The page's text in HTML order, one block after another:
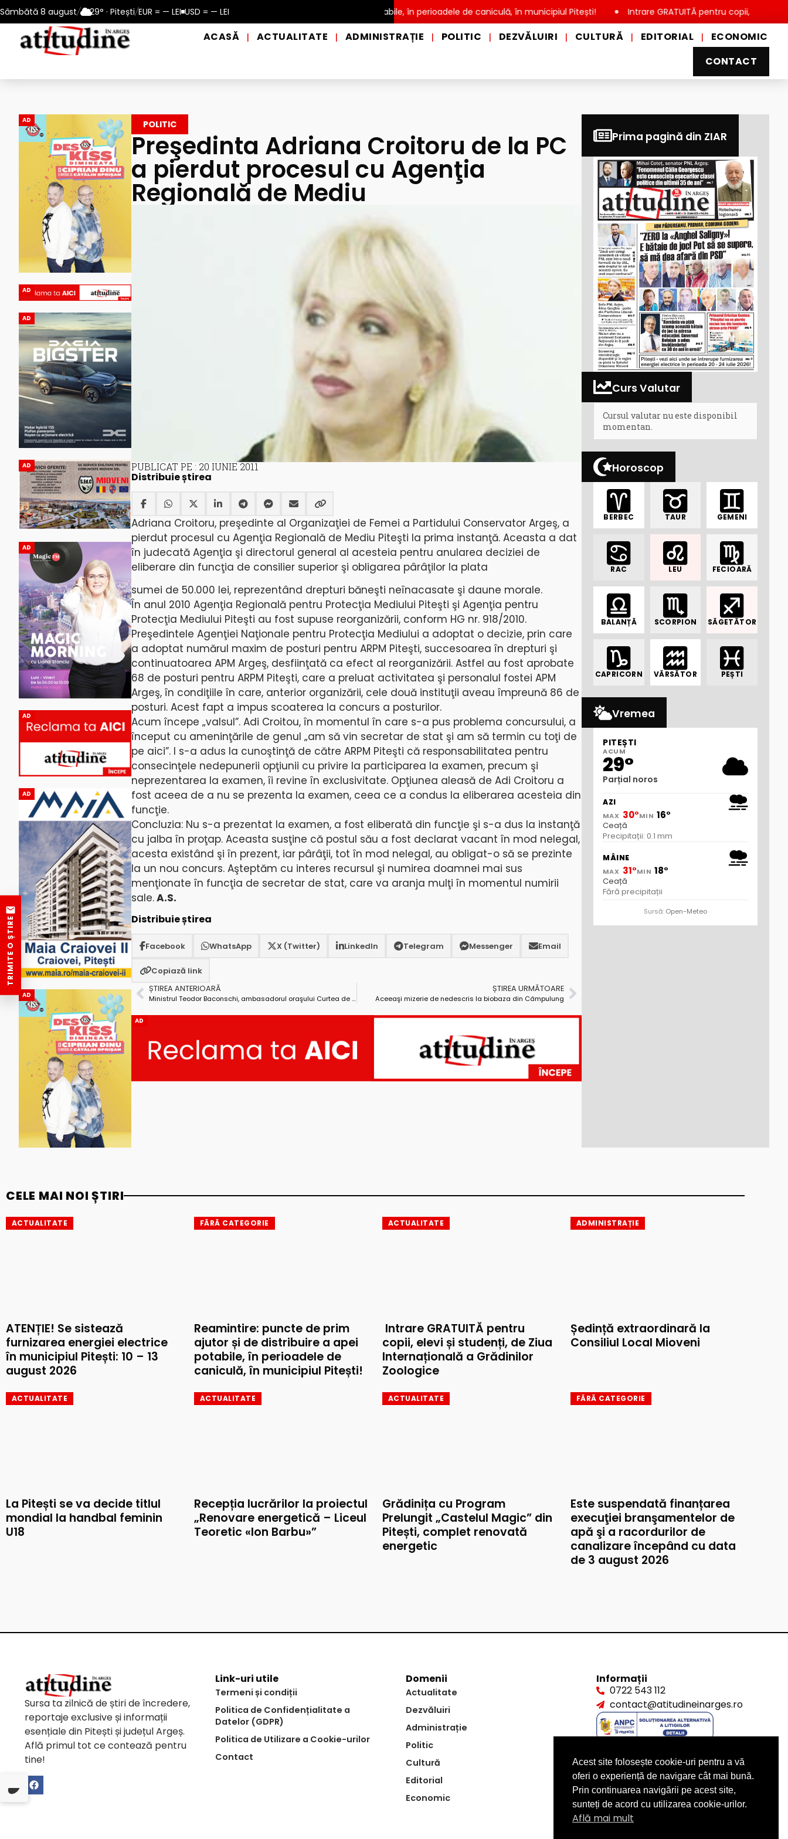
Sâmbătă 8 august/ 29° · Pitești/EUR = — LEI USD = — LEI
– 13 august 2026 Reamintire: puncte de prim ajutor și de distribuire a apei potabile, în perioadele de caniculă, în municipiul Pitești! Intrare GRATUITĂ pentru copii, elevi și
ACASĂ | ACTUALITATE | ADMINISTRAȚIE | POLITIC | DEZVĂLUIRI | CULTURĂ | EDITORIAL |
ECONOMIC
CONTACT
AD
AD
AD
AD
AD
AD
AD
AD
POLITIC
Preşedinta Adriana Croitoru de la PC
a pierdut procesul cu Agenţia
Regională de Mediu
PUBLICAT PE : 20 IUNIE 2011
Distribuie știrea
Adriana Croitoru, preşedinte al Organizaţiei de Femei a Partidului Conservator Argeş, a
pierdut procesul cu Agenţia Regională de Mediu Piteşti la prima instanţă. Aceasta a dat
în judecată Agenţia şi directorul general al acesteia pentru anularea deciziei de
eliberare din funcţia de consilier superior şi obligarea pârâţilor la plata
sumei de 50.000 lei, reprezentând drepturi băneşti neînacasate şi daune morale.
În anul 2010 Agenţia Regională pentru Protecţia Mediului Piteşti şi Agenţia pentru
Protecţia Mediului Piteşti au fost supuse reorganizării, conform HG nr. 918/2010.
Preşedintele Agenţiei Naţionale pentru Protecţia Mediului a adoptat o decizie, prin care
a adoptat numărul maxim de posturi pentru ARPM Piteşti, succesoarea în drepturi şi
continuatoarea APM Argeş, desfiinţată ca efect al reorganizării. Astfel au fost aprobate
68 de posturi pentru ARPM Piteşti, care a preluat activitatea şi personalul fostei APM
Argeş, în condiţiile în care, anterior organizării, cele două instituţii aveau împreună 86 de
posturi. Acest fapt a impus scoaterea la concurs a posturilor.
Acum începe „valsul”. Adi Croitou, în momentul în care s-a pus problema concursului, a
început cu ameninţările de genul „am să vin secretar de stat şi am să termin cu toţi de
pe aici”. I s-a adus la cunoştinţă de către ARPM Piteşti că responsabilitatea pentru
consecinţele nedepunerii opţiunii cu privire la participarea la examen, precum şi
neprezentarea la examen, îi revine în exclusivitate. Opţiunea aleasă de Adi Croitoru a
fost aceea de a nu se prezenta la examen, ceea ce a condus la eliberarea acesteia din
funcţie.
Concluzia: Nu s-a prezentat la examen, a fost eliberată din funcţie şi s-a dus la instanţă
cu jalba în proţap. Aceasta susţine că postul său a fost declarat vacant în mod nelegal,
acesta existând şi în prezent, iar pârâţii, tot în mod nelegal, au obligat-o să se prezinte
la un nou concurs. Aşteptăm cu interes recursul şi numirea doamnei mai sus
menţionate în funcţia de secretar de stat, care va aranja mulţi în momentul numirii
sale.A.S.
Distribuie știrea
Facebook WhatsApp X (Twitter) LinkedIn Telegram Messenger Email
Copiază link
ȘTIREA ANTERIOARĂ
Ministrul Teodor Baconschi, ambasadorul oraşului Curtea de Argeş
ȘTIREA URMĂTOARE
Aceeaşi mizerie de nedescris la biobaza din Câmpulung
AD
Prima pagină din ZIAR
Curs Valutar
Cursul valutar nu este disponibil
momentan.
Horoscop
BERBEC TAUR GEMENI
RAC LEU FECIOARĂ
BALANȚĂ SCORPION SĂGETĂTOR
CAPRICORN VĂRSĂTOR PEȘTI
Vremea
PITEȘTI
ACUM
29°
Parțial noros
AZI
MAX 30°MIN 16°
Ceață
Precipitații: 0.1 mm
MÂINE
MAX 31°MIN 18°
Ceață
Fără precipitații
Sursă: Open-Meteo
CELE MAI NOI ȘTIRI
ACTUALITATE
ATENȚIE! Se sistează
furnizarea energiei electrice
în municipiul Pitești: 10 – 13
august 2026
FĂRĂ CATEGORIE
Reamintire: puncte de prim
ajutor și de distribuire a apei
potabile, în perioadele de
caniculă, în municipiul Pitești!
ACTUALITATE
Intrare GRATUITĂ pentru
copii, elevi și studenți, de Ziua
Internațională a Grădinilor
Zoologice
ADMINISTRAȚIE
Ședință extraordinară la
Consiliul Local Mioveni
ACTUALITATE
La Pitești se va decide titlul
mondial la handbal feminin
U18
ACTUALITATE
Recepția lucrărilor la proiectul
„Renovare energetică – Liceul
Teoretic «Ion Barbu»”
ACTUALITATE
Grădinița cu Program
Prelungit „Castelul Magic” din
Pitești, complet renovată
energetic
FĂRĂ CATEGORIE
Este suspendată finanțarea
execuţiei branşamentelor de
apă şi a racordurilor de
canalizare începând cu data
de 3 august 2026
Sursa ta zilnică de știri de încredere,
reportaje exclusive și informații
esențiale din Pitești și județul Argeș.
Află primul tot ce contează pentru
tine!
Link-uri utile
Termeni și condiții
Politica de Confidențialitate a
Datelor (GDPR)
Politica de Utilizare a Cookie-urilor
Contact
Domenii
Actualitate
Dezvăluiri
Administrație
Politic
Cultură
Editorial
Economic
Informații
0722 543 112
contact@atitudineinarges.ro
TRIMITE O ȘTIRE
Acest site folosește cookie-uri pentru a vă
oferi o experiență de navigare cât mai bună.
Prin continuarea navigării pe acest site,
sunteți de acord cu utilizarea cookie-urilor.
Află mai mult